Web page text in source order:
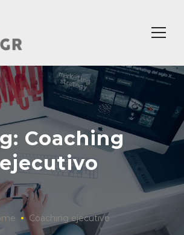
Coaching
ejecutivo
Coaching ejecutivo